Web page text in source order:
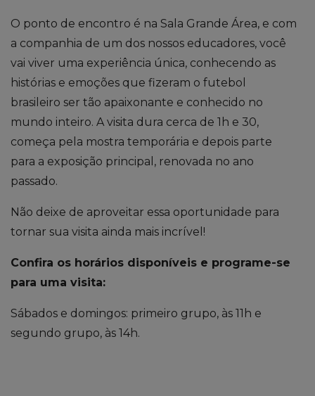
O ponto de encontro é na Sala Grande Área, e com
a companhia de um dos nossos educadores, você
vai viver uma experiência única, conhecendo as
histórias e emoções que fizeram o futebol
brasileiro ser tão apaixonante e conhecido no
mundo inteiro. A visita dura cerca de 1h e 30,
começa pela mostra temporária e depois parte
para a exposição principal, renovada no ano
passado.
Não deixe de aproveitar essa oportunidade para
tornar sua visita ainda mais incrível!
Confira os horários disponíveis e programe-se
para uma visita:
Sábados e domingos: primeiro grupo, às 11h e
segundo grupo, às 14h.